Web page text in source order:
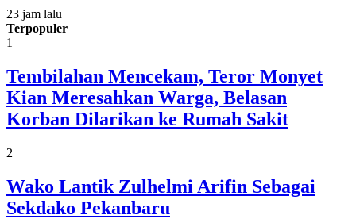
23 jam lalu
Terpopuler
1
Tembilahan Mencekam, Teror Monyet
Kian Meresahkan Warga, Belasan
Korban Dilarikan ke Rumah Sakit
2
Wako Lantik Zulhelmi Arifin Sebagai
Sekdako Pekanbaru